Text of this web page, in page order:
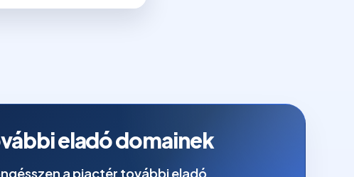
eladó domainek
a piactér további eladó